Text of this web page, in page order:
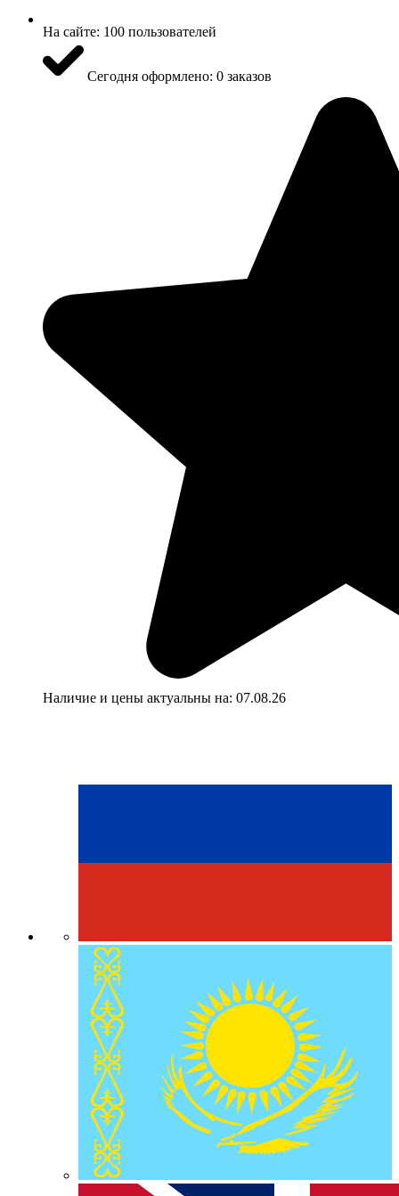
На сайте: 100 пользователей
Сегодня оформлено: 0 заказов
Наличие и цены актуальны на: 07.08.26